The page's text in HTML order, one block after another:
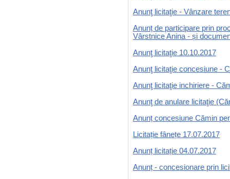
Anunţ licitaţie - Vânzare
Anunț de participare prin
Vârstnice Anina - și
Anunţ licitaţie 10.10.2017
Anunţ licitaţie concesiune -
Anunţ licitaţie inchiriere -
Anunţ de anulare licitaţie
Anunț concesiune Cămin
Licitație fânețe 17.07.2017
Anunț licitație 04.07.2017
Anunț - concesionare prin